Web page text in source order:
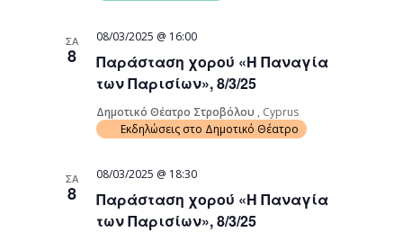
ΣΑ
8
Παράσταση χορού «Η Παναγία
των Παρισίων», 8/3/25
08/03/2025 @ 16:00
Δημοτικό Θέατρο Στροβόλου , Cyprus
Εκδηλώσεις στο Δημοτικό Θέατρο
ΣΑ
8
Παράσταση χορού «Η Παναγία
των Παρισίων», 8/3/25
08/03/2025 @ 18:30